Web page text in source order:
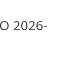
2026-